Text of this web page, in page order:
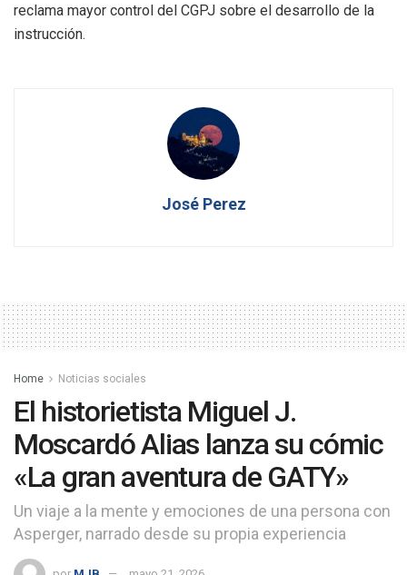
reclama mayor control del CGPJ sobre el desarrollo de la
instrucción.
José Perez
Home Noticias sociales
El historietista Miguel J.
Moscardó Alias lanza su cómic
«La gran aventura de GATY»
Un viaje a la mente y emociones de una persona con
Asperger, narrado desde su propia experiencia